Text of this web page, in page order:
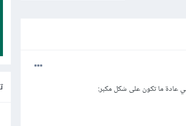
عادة ما تكون على شكل مكبر: